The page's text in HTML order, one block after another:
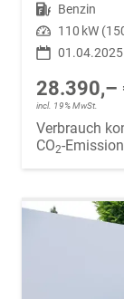
Kraftstoff Benzin
Leistung 110 kW
01.04.2025
28.390,–
incl. 19% MwSt.
Verbrauch
CO2-